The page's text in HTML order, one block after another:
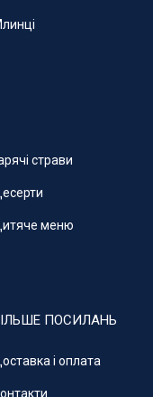
страви
меню
ПОСИЛАНЬ
і оплата